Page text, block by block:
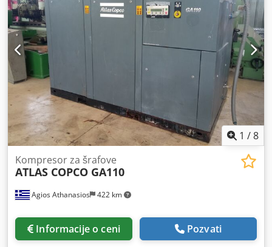
1 /8
Agios Athanasios 422 km
Kompresor za šrafove
ATLAS COPCO GA110
Informacije o ceni Pozvati